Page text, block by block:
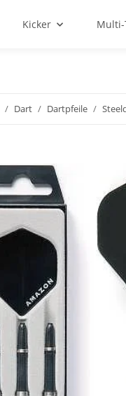
Kicker Multi-
Dart Dartpfeile